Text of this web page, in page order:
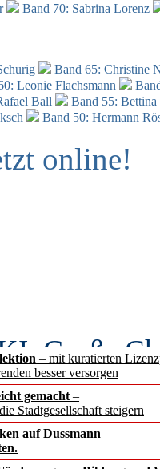
Band 70: Sabrina Lorenz
Band 65: Christine
Leonie Flachsmann
Ball
Band 55:
Band 50: Hermann
online!
– mit kuratierten
besser versorgen
gemacht –
Stadtgesellschaft steigern
auf Dussmann
Große
erstes
–